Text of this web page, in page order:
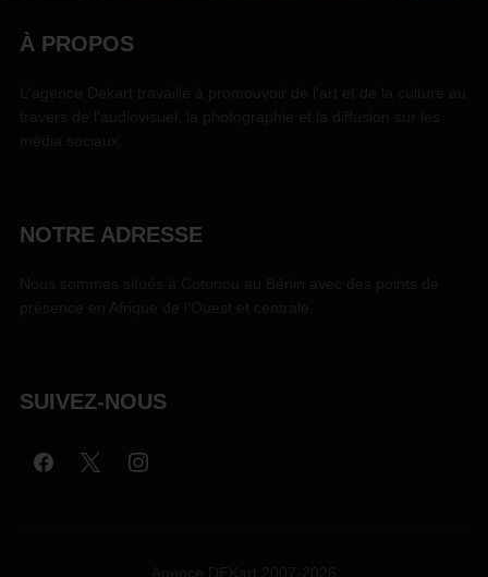
À PROPOS
NOTRE ADRESSE
SUIVEZ-NOUS